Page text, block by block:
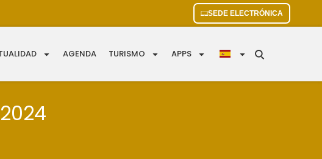
SEDE ELECTRÓNICA
AGENDA TURISMO APPS